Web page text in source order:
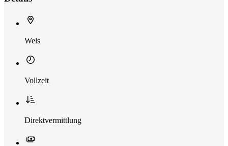
Wels
Vollzeit
Direktvermittlung